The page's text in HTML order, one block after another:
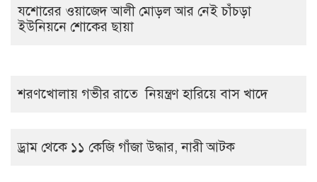
যশোরের ওয়াজেদ আলী মোড়ল আর নেই চাঁচড়া
ইউনিয়নে শোকের ছায়া
শরণখোলায় গভীর রাতে নিয়ন্ত্রণ হারিয়ে বাস খাদে
ড্রাম থেকে ১১ কেজি গাঁজা উদ্ধার, নারী আটক